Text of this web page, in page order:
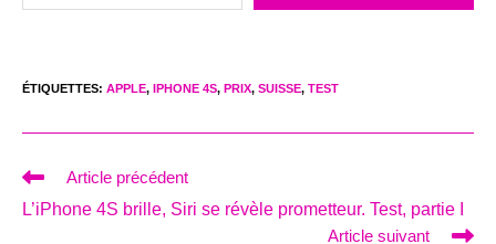
ÉTIQUETTES: APPLE, IPHONE 4S, PRIX, SUISSE, TEST
Read
articles
Article précédent
L’iPhone 4S brille, Siri se révèle prometteur. Test, partie I
Article suivant